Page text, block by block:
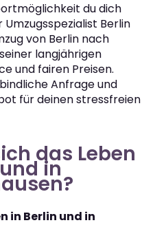
du dich
Berlin
von Berlin nach
langjährigen
und fairen Preisen.
Anfrage und
für deinen stressfreien
das Leben
in
in Berlin und in